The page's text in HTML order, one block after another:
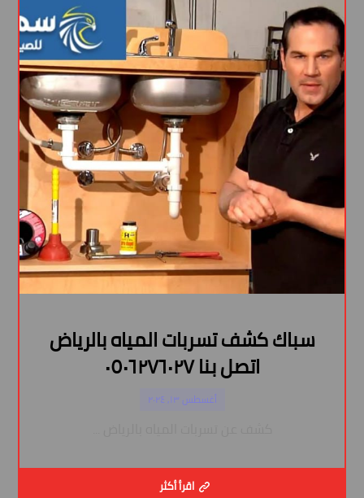
سباك كشف تسربات المياه بالرياض
اتصل بنا ٠٥٠٦٢٧٦٠٢٧
أغسطس ١٣, ٢٠٢٤
اقرأ أكثر